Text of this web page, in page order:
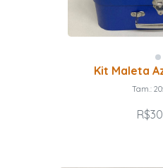
Kit Maleta
Tam.: